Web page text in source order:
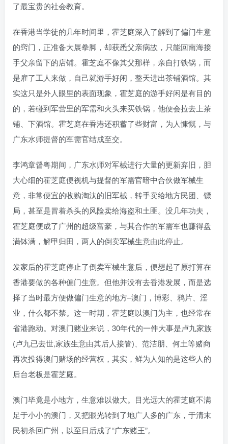
了最宝贵的社会教育。
在香港当学徒的几年时间里，霍芝庭深入了解到了偏门生意
的窍门，正准备大展拳脚，却获悉父亲病故，只能回南海接
手父亲留下的店铺。霍芝庭不像其父那样，亲自打铁锅，而
是雇了工人来做，自己就游手好闲，整天进出茶铺酒馆。其
实这只是外人眼里的表面现象，霍芝庭的游手好闲是有目的
的，若碰到军营里的军需和火头来买铁锅，他便会拉去上茶
铺、下酒馆。霍芝庭在香港还积蓄了些财富，为人慷慨，与
广东水师提督的军需官结成至交。
李鸿章督粤期间，广东水师对军械进行大量的更新弃旧，胆
大心细的霍芝庭便视机与提督的军需官暗中合伙做军械生
意，非常便宜的收购淘汰的旧军械，转手卖给地方民团、镖
局，甚至是冒着杀头的风险卖给海盗和土匪。没几年功夫，
霍芝庭便成了广州的超级富豪，与其合作的军需军也赚得盘
满钵满，解甲归田，两人的倒卖军械生意由此停止。
发家后的霍芝庭停止了倒卖军械生意后，便想起了原打算在
香港要做的各种偏门生意。但他并没有去香港发展，而是选
择了当时最方便做偏门生意的地方–澳门，博彩、鸦片、淫
业，什么都不禁。这一时期，霍芝庭以澳门为主，也经常在
省港跑动。对澳门赌业来说，30年代的一件大事是卢九家族
(卢九已去世,家族生意由其后人接管)、范洁朋、何土等赌商
再次投得澳门赌场的经营权，其实，鲜为人知的是这些人的
后台老板是霍芝庭。
澳门毕竟是小地方，生意难以做大。目光远大的霍芝庭不满
足于小小的澳门，又把眼光转到了地广人多的广东，于清末
民初杀回广州，以至日后成了“广东赌王”。